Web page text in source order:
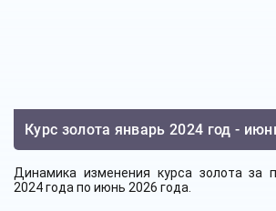
Курс золота январь 2024 год -
Динамика изменения курса золота за
2024 года по июнь 2026 года.